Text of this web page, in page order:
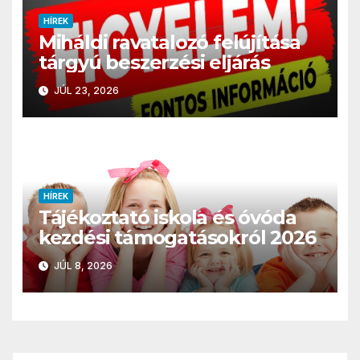
HÍREK
Miháldi ravatalozó felújítása
tárgyú beszerzési eljárás
JÚL 23, 2026
HÍREK
Tájékoztató iskola és óvóda
kezdési támogatásokról 2026
JÚL 8, 2026